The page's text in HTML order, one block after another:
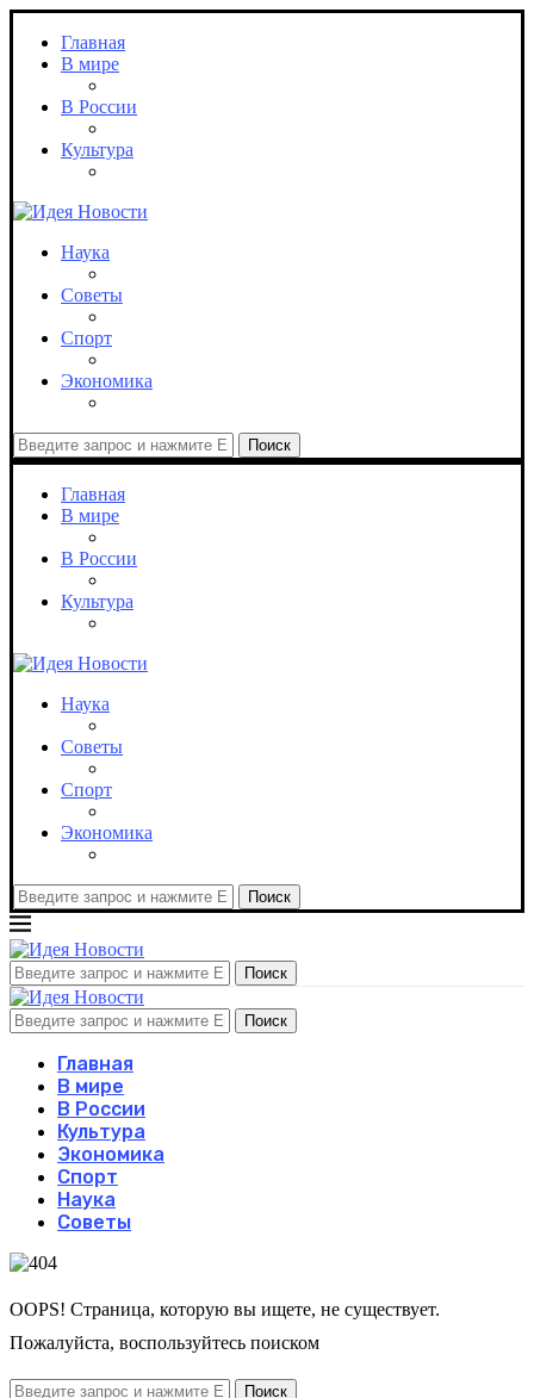
Главная
В мире
В России
Культура
Наука
Советы
Спорт
Экономика
Поиск
Главная
В мире
В России
Культура
Наука
Советы
Спорт
Экономика
Поиск
Поиск
Поиск
Главная
В мире
В России
Культура
Экономика
Спорт
Наука
Советы
OOPS! Страница, которую вы ищете, не существует.
Пожалуйста, воспользуйтесь поиском